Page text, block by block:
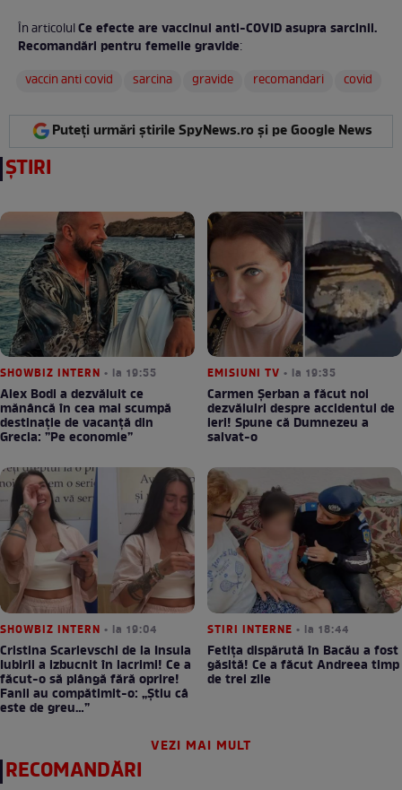
În articolulCe efecte are vaccinul anti-COVID asupra sarcinii.
Recomandări pentru femeile gravide:
vaccin anti covid
sarcina gravide recomandari covid
Puteți urmări știrile SpyNews.ro și pe Google News
ȘTIRI
SHOWBIZ INTERN • la 19:55
Alex Bodi a dezvăluit ce
mănâncă în cea mai scumpă
destinație de vacanță din
Grecia: ”Pe economie”
EMISIUNI TV • la 19:35
Carmen Șerban a făcut noi
dezvăluiri despre accidentul de
ieri! Spune că Dumnezeu a
salvat-o
SHOWBIZ INTERN • la 19:04
Cristina Scarlevschi de la Insula
Iubirii a izbucnit în lacrimi! Ce a
făcut-o să plângă fără oprire!
Fanii au compătimit-o: „Știu câ
este de greu…”
STIRI INTERNE • la 18:44
Fetița dispărută în Bacău a fost
găsită! Ce a făcut Andreea timp
de trei zile
VEZI MAI MULT
RECOMANDĂRI